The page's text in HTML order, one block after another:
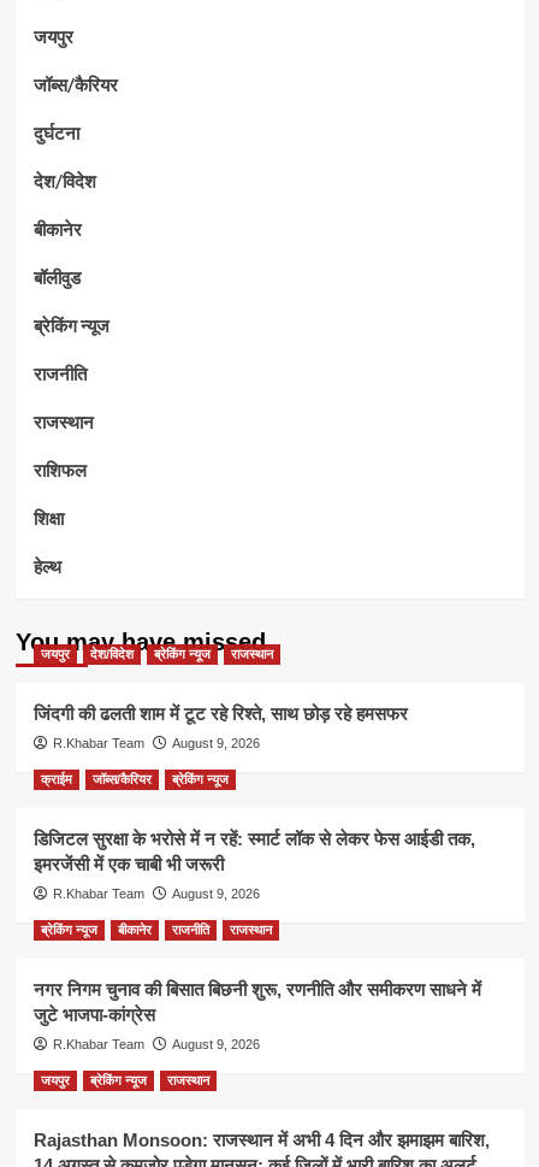
जयपुर
जॉब्स/कैरियर
दुर्घटना
देश/विदेश
बीकानेर
बॉलीवुड
ब्रेकिंग न्यूज
राजनीति
राजस्थान
राशिफल
शिक्षा
हेल्थ
You may have missed
जयपुर देश/विदेश ब्रेकिंग न्यूज राजस्थान
जिंदगी की ढलती शाम में टूट रहे रिश्ते, साथ छोड़ रहे हमसफर
R.Khabar Team August 9, 2026
क्राईम जॉब्स/कैरियर ब्रेकिंग न्यूज
डिजिटल सुरक्षा के भरोसे में न रहें: स्मार्ट लॉक से लेकर फेस आईडी तक,
इमरजेंसी में एक चाबी भी जरूरी
R.Khabar Team August 9, 2026
ब्रेकिंग न्यूज बीकानेर राजनीति राजस्थान
नगर निगम चुनाव की बिसात बिछनी शुरू, रणनीति और समीकरण साधने में
जुटे भाजपा-कांग्रेस
R.Khabar Team August 9, 2026
जयपुर ब्रेकिंग न्यूज राजस्थान
Rajasthan Monsoon: राजस्थान में अभी 4 दिन और झमाझम बारिश,